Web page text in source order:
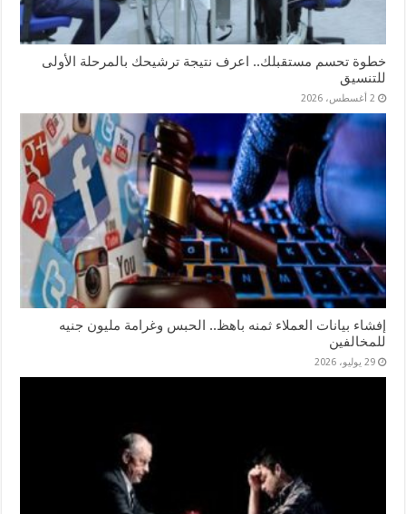
خطوة تحسم مستقبلك.. اعرف نتيجة ترشيحك بالمرحلة الأولى
للتنسيق
2 أغسطس، 2026
إفشاء بيانات العملاء ثمنه باهظ.. الحبس وغرامة مليون جنيه
للمخالفين
29 يوليو، 2026